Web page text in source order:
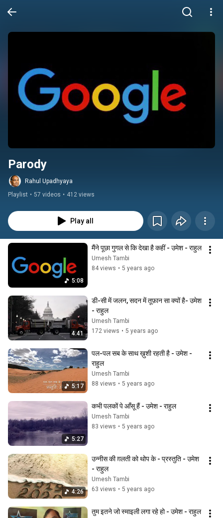
Parody
Rahul Upadhyaya
Playlist • 57 videos • 412 views
Play all
5:08
मैंने पूछा गुगल से कि देखा है कहीं - उमेश - राहुल
Umesh Tambi
84 views • 5 years ago
4:41
डी-सी में जलन, सदन में तूफ़ान सा क्यों है- उमेश
- राहुल
Umesh Tambi
172 views • 5 years ago
5:17
पल-पल सब के साथ ख़ुशी रहती है - उमेश -
राहुल
Umesh Tambi
88 views • 5 years ago
5:27
कभी पलकों पे आँसू हैं - उमेश - राहुल
Umesh Tambi
83 views • 5 years ago
4:26
उन्नीस की ग़लती को थोप के - प्रस्तुति - उमेश
- राहुल
Umesh Tambi
63 views • 5 years ago
तुम इतने जो स्माइली लगा रहे हो - उमेश - राहुल